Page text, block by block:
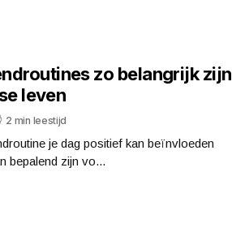
zo belangrijk zijn
leven
2 min leestijd
je dag positief kan beïnvloeden
bepalend zijn vo...